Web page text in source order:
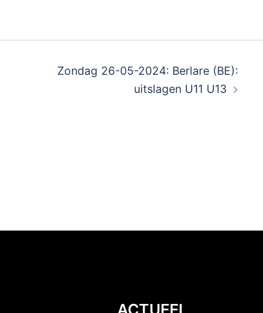
Zondag 26-05-2024: Berlare (BE):
uitslagen U11 U13